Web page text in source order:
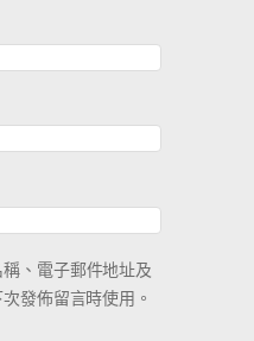
、電子郵件地址及
發佈留言時使用。